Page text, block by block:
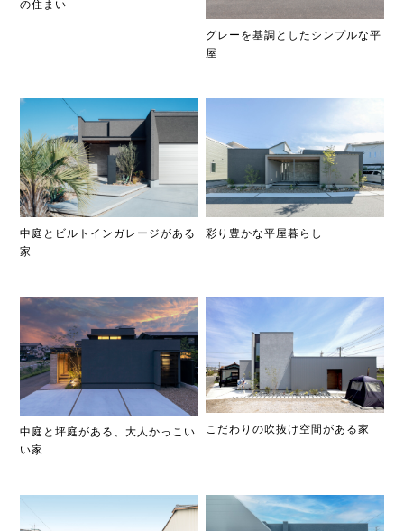
の住まい
グレーを基調としたシンプルな平
屋
中庭とビルトインガレージがある
家
彩り豊かな平屋暮らし
中庭と坪庭がある、大人かっこい
い家
こだわりの吹抜け空間がある家